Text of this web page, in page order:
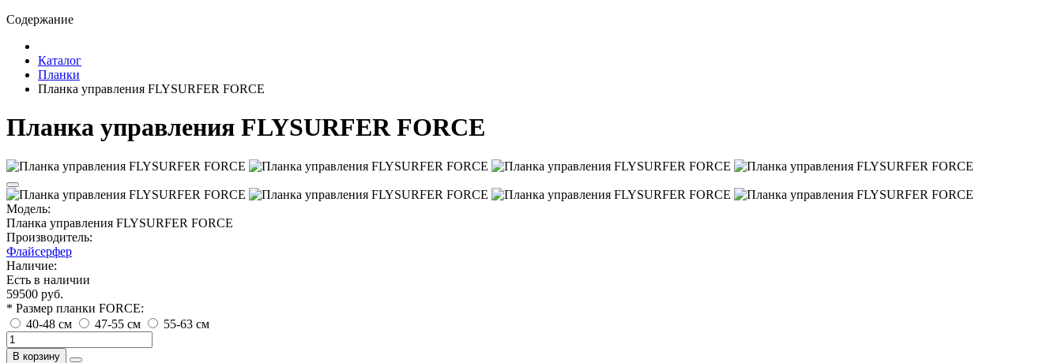
Содержание
Каталог
Планки
Планка управления FLYSURFER FORCE
Планка управления FLYSURFER FORCE
Модель:
Планка управления FLYSURFER FORCE
Производитель:
Флайсерфер
Наличие:
Есть в наличии
59500 руб.
* Размер планки FORCE:
40-48 см
47-55 см 55-63 см
В корзину